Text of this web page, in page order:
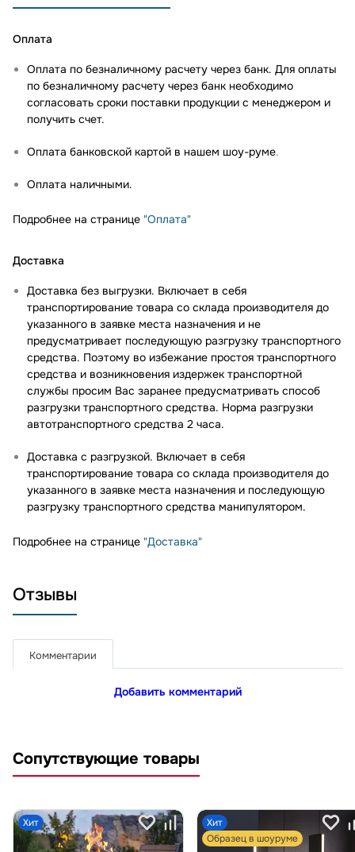
Оплата
Оплата по безналичному расчету через банк. Для оплаты
по безналичному расчету через банк необходимо
согласовать сроки поставки продукции с менеджером и
получить счет.
Оплата банковской картой в нашем шоу-руме.
Оплата наличными.
Подробнее на странице "Оплата"
Доставка
Доставка без выгрузки. Включает в себя
транспортирование товара со склада производителя до
указанного в заявке места назначения и не
предусматривает последующую разгрузку транспортного
средства. Поэтому во избежание простоя транспортного
средства и возникновения издержек транспортной
службы просим Вас заранее предусматривать способ
разгрузки транспортного средства. Норма разгрузки
автотранспортного средства 2 часа.
Доставка с разгрузкой. Включает в себя
транспортирование товара со склада производителя до
указанного в заявке места назначения и последующую
разгрузку транспортного средства манипулятором.
Подробнее на странице "Доставка"
Отзывы
Комментарии
Добавить комментарий
Сопутствующие товары
Хит
Хит
Образец в шоуруме